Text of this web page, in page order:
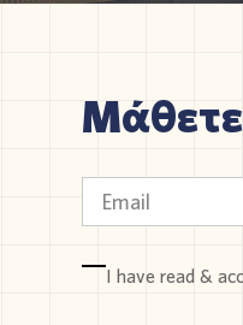
Μάθετε
I have read &